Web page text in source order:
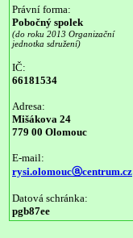
Právní forma:
Pobočný spolek
(do roku 2013 Organizační
jednotka sdružení)
IČ:
66181534
Adresa:
Mišákova 24
779 00 Olomouc
E-mail:
rysi.olomoucⓐcentrum.cz
Datová schránka:
pgb87ee